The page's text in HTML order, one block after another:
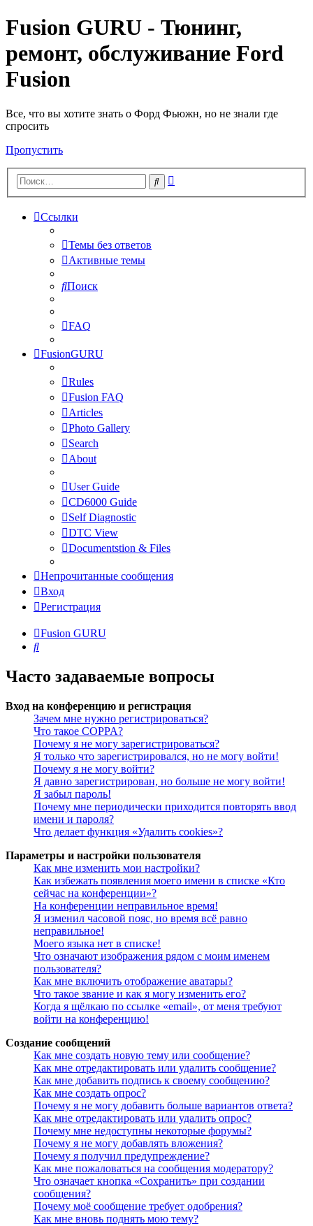
Fusion GURU - Тюнинг,
ремонт, обслуживание Ford
Fusion
Все, что вы хотите знать о Форд Фьюжн, но не знали где
спросить
Пропустить
Поиск
Ссылки
Темы без ответов
Активные темы
Поиск
FAQ
FusionGURU
Rules
Fusion FAQ
Articles
Photo Gallery
Search
About
User Guide
CD6000 Guide
Self Diagnostic
DTC View
Documentstion & Files
Непрочитанные сообщения
Вход
Регистрация
Fusion GURU
Поиск
Часто задаваемые вопросы
Вход на конференцию и регистрация
Зачем мне нужно регистрироваться?
Что такое COPPA?
Почему я не могу зарегистрироваться?
Я только что зарегистрировался, но не могу войти!
Почему я не могу войти?
Я давно зарегистрирован, но больше не могу войти!
Я забыл пароль!
Почему мне периодически приходится повторять ввод
имени и пароля?
Что делает функция «Удалить cookies»?
Параметры и настройки пользователя
Как мне изменить мои настройки?
Как избежать появления моего имени в списке «Кто
сейчас на конференции»?
На конференции неправильное время!
Я изменил часовой пояс, но время всё равно
неправильное!
Моего языка нет в списке!
Что означают изображения рядом с моим именем
пользователя?
Как мне включить отображение аватары?
Что такое звание и как я могу изменить его?
Когда я щёлкаю по ссылке «email», от меня требуют
войти на конференцию!
Создание сообщений
Как мне создать новую тему или сообщение?
Как мне отредактировать или удалить сообщение?
Как мне добавить подпись к своему сообщению?
Как мне создать опрос?
Почему я не могу добавить больше вариантов ответа?
Как мне отредактировать или удалить опрос?
Почему мне недоступны некоторые форумы?
Почему я не могу добавлять вложения?
Почему я получил предупреждение?
Как мне пожаловаться на сообщения модератору?
Что означает кнопка «Сохранить» при создании
сообщения?
Почему моё сообщение требует одобрения?
Как мне вновь поднять мою тему?